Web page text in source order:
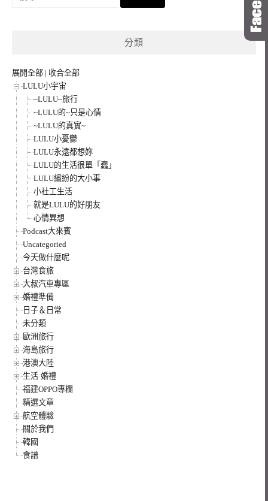
分類
展開全部 | 收合全部
LULU小宇宙
~LULU~旅行
~LULU的~只是心情
~LULU的真實~
LULU小憂鬱
LULU永遠都想妳
LULU的生活很單「蠢」
LULU繽紛的大小事
小社工生活
就是LULU的好朋友
心情異想
Podcast大來賓
Uncategoried
今天做什麼呢
台灣食旅
大叔汽車專區
婚禮準備
日子＆日常
未分類
歐洲旅行
海島旅行
港澳大陸
生活·婚禮
福建OPPO專欄
精選文章
航空體驗
關於我們
韓國
食譜